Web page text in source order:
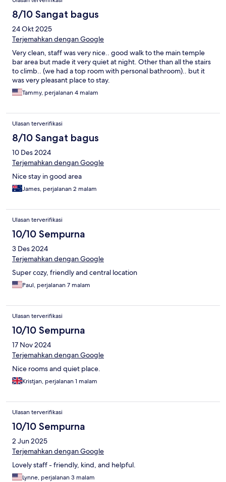
8/10 Sangat bagus
24 Okt 2025
Terjemahkan dengan Google
Very clean, staff was very nice.. good walk to the main temple
bar area but made it very quiet at night. Other than all the stairs
to climb.. (we had a top room with personal bathroom).. but it
was very pleasant place to stay.
Tammy, perjalanan 4 malam
Ulasan terverifikasi
8/10 Sangat bagus
10 Des 2024
Terjemahkan dengan Google
Nice stay in good area
James, perjalanan 2 malam
Ulasan terverifikasi
10/10 Sempurna
3 Des 2024
Terjemahkan dengan Google
Super cozy, friendly and central location
Paul, perjalanan 7 malam
Ulasan terverifikasi
10/10 Sempurna
17 Nov 2024
Terjemahkan dengan Google
Nice rooms and quiet place.
Kristjan, perjalanan 1 malam
Ulasan terverifikasi
10/10 Sempurna
2 Jun 2025
Terjemahkan dengan Google
Lovely staff - friendly, kind, and helpful.
Lynne, perjalanan 3 malam